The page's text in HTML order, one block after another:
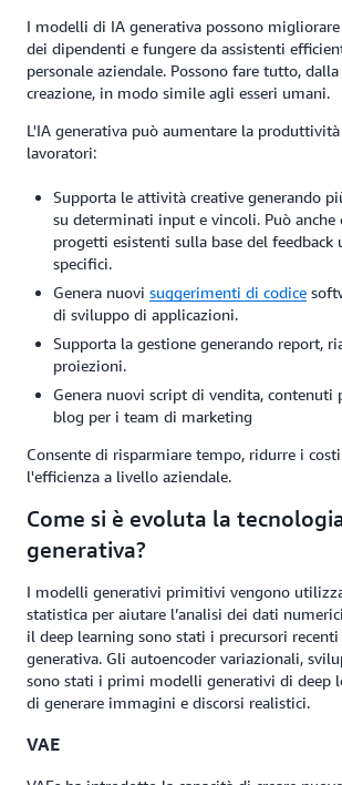
I modelli di IA generativa possono
dei dipendenti e fungere da assistenti
personale aziendale. Possono fare tutto,
creazione, in modo simile agli esseri umani.
L'IA generativa può aumentare la
lavoratori:
Supporta le attività creative generando
su determinati input e vincoli. Può
progetti esistenti sulla base del feedback
specifici.
Genera nuovi suggerimenti di codice
di sviluppo di applicazioni.
Supporta la gestione generando report,
proiezioni.
Genera nuovi script di vendita, contenuti
blog per i team di marketing
Consente di risparmiare tempo, ridurre i
l'efficienza a livello aziendale.
Come si è evoluta la
generativa?
I modelli generativi primitivi vengono
statistica per aiutare l’analisi dei dati
il deep learning sono stati i precursori
generativa. Gli autoencoder variazionali,
sono stati i primi modelli generativi di deep
di generare immagini e discorsi realistici.
VAE